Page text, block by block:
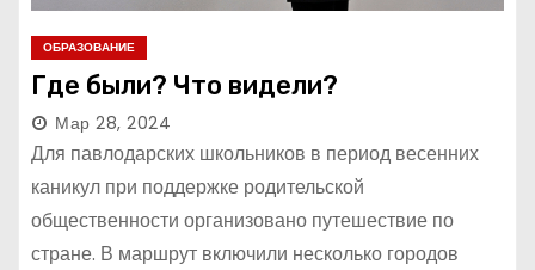
ОБРАЗОВАНИЕ
Где были? Что видели?
Мар 28, 2024
Для павлодарских школьников в период весенних
каникул при поддержке родительской
общественности организовано путешествие по
стране. В маршрут включили несколько городов